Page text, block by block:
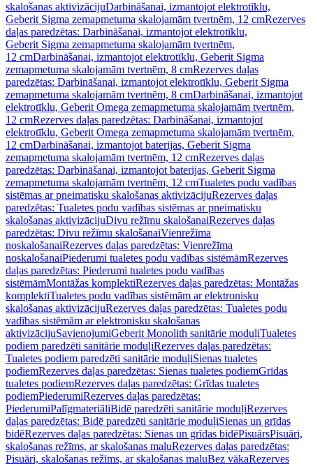
skalošanas aktivizācijuDarbināšanai, izmantojot elektrotīklu,
Geberit Sigma zemapmetuma skalojamām tvertnēm, 12 cmRezerves
daļas paredzētas: Darbināšanai, izmantojot elektrotīklu,
Geberit Sigma zemapmetuma skalojamām tvertnēm,
12 cmDarbināšanai, izmantojot elektrotīklu, Geberit Sigma
zemapmetuma skalojamām tvertnēm, 8 cmRezerves daļas
paredzētas: Darbināšanai, izmantojot elektrotīklu, Geberit Sigma
zemapmetuma skalojamām tvertnēm, 8 cmDarbināšanai, izmantojot
elektrotīklu, Geberit Omega zemapmetuma skalojamām tvertnēm,
12 cmRezerves daļas paredzētas: Darbināšanai, izmantojot
elektrotīklu, Geberit Omega zemapmetuma skalojamām tvertnēm,
12 cmDarbināšanai, izmantojot baterijas, Geberit Sigma
zemapmetuma skalojamām tvertnēm, 12 cmRezerves daļas
paredzētas: Darbināšanai, izmantojot baterijas, Geberit Sigma
zemapmetuma skalojamām tvertnēm, 12 cmTualetes podu vadības
sistēmas ar pneimatisku skalošanas aktivizācijuRezerves daļas
paredzētas: Tualetes podu vadības sistēmas ar pneimatisku
skalošanas aktivizācijuDivu režīmu skalošanaiRezerves daļas
paredzētas: Divu režīmu skalošanaiVienrežīma
noskalošanaiRezerves daļas paredzētas: Vienrežīma
noskalošanaiPiederumi tualetes podu vadības sistēmāmRezerves
daļas paredzētas: Piederumi tualetes podu vadības
sistēmāmMontāžas komplektiRezerves daļas paredzētas: Montāžas
komplektiTualetes podu vadības sistēmām ar elektronisku
skalošanas aktivizācijuRezerves daļas paredzētas: Tualetes podu
vadības sistēmām ar elektronisku skalošanas
aktivizācijuSavienojumiGeberit Monolith sanitārie moduļiTualetes
podiem paredzēti sanitārie moduļiRezerves daļas paredzētas:
Tualetes podiem paredzēti sanitārie moduļiSienas tualetes
podiemRezerves daļas paredzētas: Sienas tualetes podiemGrīdas
tualetes podiemRezerves daļas paredzētas: Grīdas tualetes
podiemPiederumiRezerves daļas paredzētas:
PiederumiPalīgmateriāliBidē paredzēti sanitārie moduļiRezerves
daļas paredzētas: Bidē paredzēti sanitārie moduļiSienas un grīdas
bidēRezerves daļas paredzētas: Sienas un grīdas bidēPisuārsPisuāri,
skalošanas režīms, ar skalošanas maluRezerves daļas paredzētas:
Pisuāri, skalošanas režīms, ar skalošanas maluBez vākaRezerves